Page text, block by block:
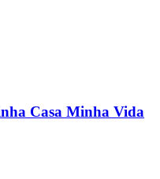
Casa Minha Vida